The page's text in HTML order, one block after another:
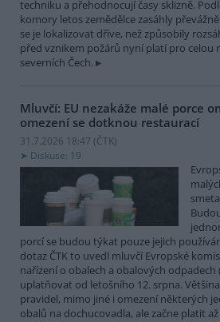
techniku a přehodnocují časy sklizně.
komory letos zemědělce zasáhly
se je lokalizovat dříve, než způsobily
před vznikem požárů nyní platí pro celou
severních Čech.
Mluvčí: EU nezakáže malé porce
omezení se dotknou restaurací
31.7.2026 18:47 (ČTK)
Diskuse: 19
porcí se budou týkat pouze jejich
dotaz ČTK to uvedl mluvčí Evropské
nařízení o obalech a obalových odpadech
uplatňovat od letošního 12. srpna.
pravidel, mimo jiné i omezení některých
obalů na dochucovadla, ale začne platit